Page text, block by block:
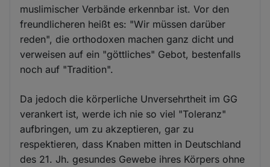
muslimischer Verbände erkennbar ist. Vor den
freundlicheren heißt es: "Wir müssen darüber
reden", die orthodoxen machen ganz dicht und
verweisen auf ein "göttliches" Gebot, bestenfalls
noch auf "Tradition".
Da jedoch die körperliche Unversehrtheit im GG
verankert ist, werde ich nie so viel "Toleranz"
aufbringen, um zu akzeptieren, gar zu
respektieren, dass Knaben mitten in Deutschland
des 21. Jh. gesundes Gewebe ihres Körpers ohne